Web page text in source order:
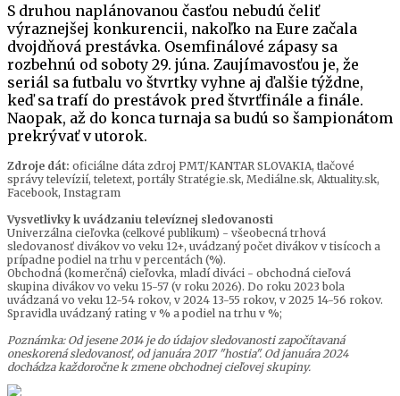
S druhou naplánovanou časťou nebudú čeliť
výraznejšej konkurencii, nakoľko na Eure začala
dvojdňová prestávka. Osemfinálové zápasy sa
rozbehnú od soboty 29. júna. Zaujímavosťou je, že
seriál sa futbalu vo štvrtky vyhne aj ďalšie týždne,
keď sa trafí do prestávok pred štvrťfinále a finále.
Naopak, až do konca turnaja sa budú so šampionátom
prekrývať v utorok.
Zdroje dát: oficiálne dáta zdroj PMT/KANTAR SLOVAKIA, tlačové
správy televízií, teletext, portály Stratégie.sk, Mediálne.sk, Aktuality.sk,
Facebook, Instagram
Vysvetlivky k uvádzaniu televíznej sledovanosti
Univerzálna cieľovka (celkové publikum) - všeobecná trhová
sledovanosť divákov vo veku 12+, uvádzaný počet divákov v tisícoch a
prípadne podiel na trhu v percentách (%).
Obchodná (komerčná) cieľovka, mladí diváci - obchodná cieľová
skupina divákov vo veku 15-57 (v roku 2026). Do roku 2023 bola
uvádzaná vo veku 12-54 rokov, v 2024 13-55 rokov, v 2025 14-56 rokov.
Spravidla uvádzaný rating v % a podiel na trhu v %;
Poznámka: Od jesene 2014 je do údajov sledovanosti započítavaná
oneskorená sledovanosť, od januára 2017 "hostia". Od januára 2024
dochádza každoročne k zmene obchodnej cieľovej skupiny.